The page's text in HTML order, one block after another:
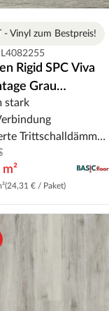
- Vinyl zum Bestpreis!
Rigid SPC Viva
Grau
stark
Trittschalldämmung
(24,31 € / Paket)